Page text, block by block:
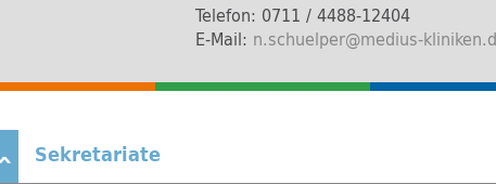
Telefon: 0711 / 4488-12404
E-Mail: n.schuelper@medius-
Sekretariate